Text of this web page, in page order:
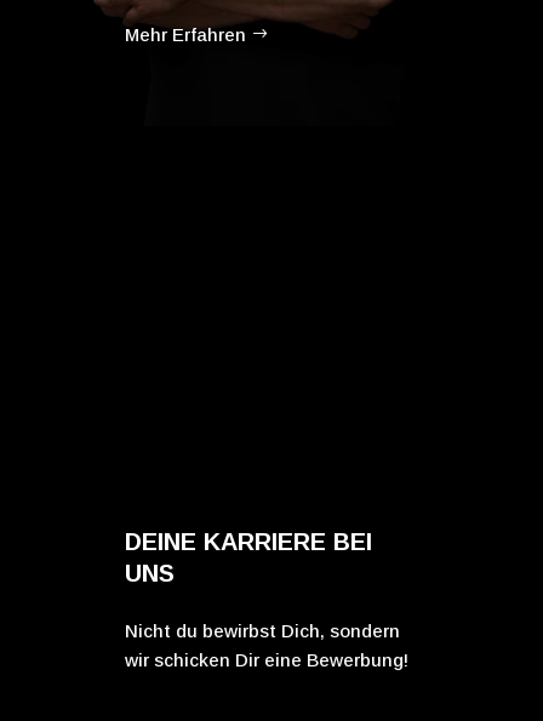
Mehr Erfahren
DEINE KARRIERE BEI
UNS
Nicht du bewirbst Dich, sondern
wir schicken Dir eine Bewerbung!